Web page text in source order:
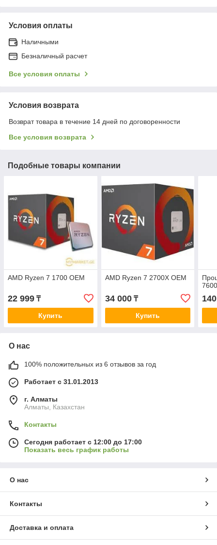
Условия оплаты
Наличными
Безналичный расчет
Все условия оплаты
Условия возврата
Возврат товара в течение 14 дней по договоренности
Все условия возврата
Подобные товары компании
AMD Ryzen 7 1700 OEM
22 999 ₸
Купить
AMD Ryzen 7 2700X OEM
34 000₸
Купить
О нас
100% положительных из 6 отзывов за год
Работает с 31.01.2013
г. Алматы
Алматы, Казахстан
Контакты
Сегодня работает с 12:00 до 17:00
Показать весь график работы
О нас
Контакты
Доставка и оплата